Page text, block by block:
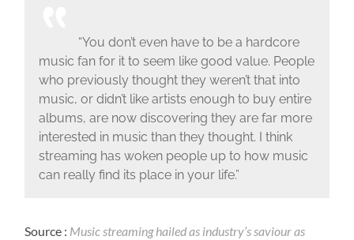
“You don’t even have to be a hardcore
music fan for it to seem like good value. People
who previously thought they weren’t that into
music, or didn’t like artists enough to buy entire
albums, are now discovering they are far more
interested in music than they thought. I think
streaming has woken people up to how music
can really find its place in your life.”
Source : Music streaming hailed as industry’s saviour as